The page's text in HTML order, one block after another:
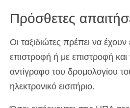
Πρόσθετες
Οι ταξιδιώτες πρέπει να έχουν
επιστροφή ή με επιστροφή και
αντίγραφο του δρομολογίου
ηλεκτρονικό εισιτήριο.